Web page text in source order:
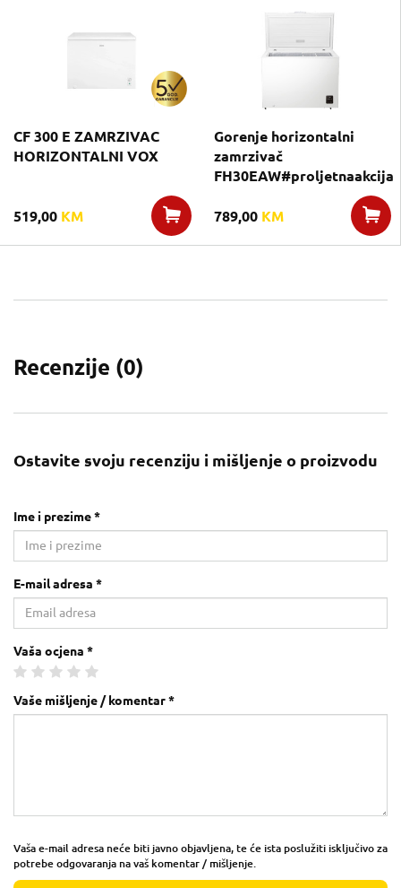
CF 300 E ZAMRZIVAC
HORIZONTALNI VOX
519,00 KM
Gorenje horizontalni
zamrzivač
FH30EAW#proljetnaakcija
789,00 KM
Recenzije (0)
Ostavite svoju recenziju i mišljenje o proizvodu
Ime i prezime *
E-mail adresa *
Vaša ocjena *
Vaše mišljenje / komentar *
Vaša e-mail adresa neće biti javno objavljena, te će ista poslužiti isključivo za
potrebe odgovaranja na vaš komentar / mišljenje.